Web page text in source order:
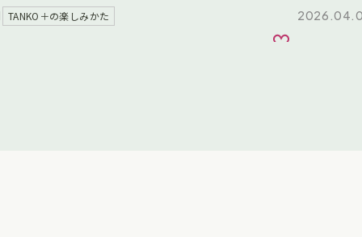
TANKO＋の楽しみかた
お気に入り